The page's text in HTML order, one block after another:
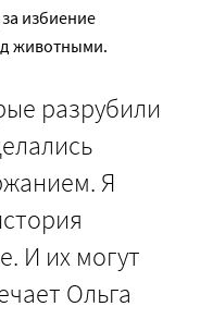
избиение
животными.
разрубили
Я
И их могут
Ольга